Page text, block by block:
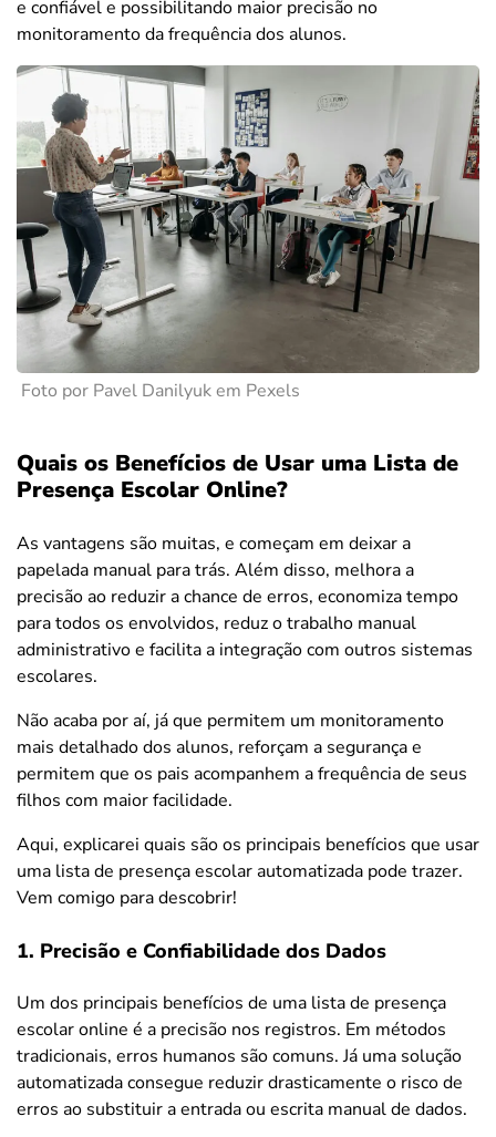
e confiável e possibilitando maior precisão no
monitoramento da frequência dos alunos.
Foto por Pavel Danilyuk em Pexels
Quais os Benefícios de Usar uma Lista de
Presença Escolar Online?
As vantagens são muitas, e começam em deixar a
papelada manual para trás. Além disso, melhora a
precisão ao reduzir a chance de erros, economiza tempo
para todos os envolvidos, reduz o trabalho manual
administrativo e facilita a integração com outros sistemas
escolares.
Não acaba por aí, já que permitem um monitoramento
mais detalhado dos alunos, reforçam a segurança e
permitem que os pais acompanhem a frequência de seus
filhos com maior facilidade.
Aqui, explicarei quais são os principais benefícios que usar
uma lista de presença escolar automatizada pode trazer.
Vem comigo para descobrir!
1. Precisão e Confiabilidade dos Dados
Um dos principais benefícios de uma lista de presença
escolar online é a precisão nos registros. Em métodos
tradicionais, erros humanos são comuns. Já uma solução
automatizada consegue reduzir drasticamente o risco de
erros ao substituir a entrada ou escrita manual de dados.